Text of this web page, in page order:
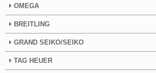
OMEGA
BREITLING
GRAND SEIKO/SEIKO
TAG HEUER